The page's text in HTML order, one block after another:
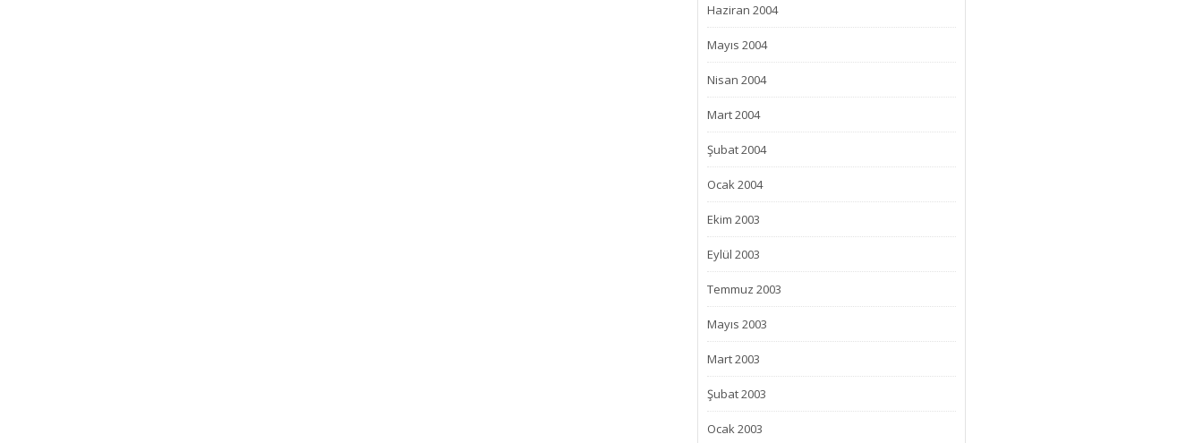
Haziran 2004
Mayıs 2004
Nisan 2004
Mart 2004
Şubat 2004
Ocak 2004
Ekim 2003
Eylül 2003
Temmuz 2003
Mayıs 2003
Mart 2003
Şubat 2003
Ocak 2003